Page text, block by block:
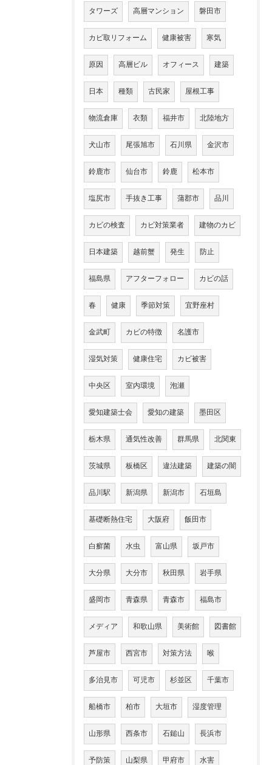
タワーズ 高層マンション 磐田市
カビ取リフォーム 健康被害 寒気
原因 高層ビル オフィース 建築
日本 種類 古民家 屋根工事
物流倉庫 衣類 福井市 北陸地方
犬山市 尾張旭市 石川県 金沢市
鈴鹿市 仙台市 鈴鹿 松本市
塩尻市 手抜き工事 蒲郡市 品川
カビの検査 カビ対策業者 建物のカビ
日本建築 越前蟹 発生 防止
福島県 アフターフォロー カビの話
春 健康 季節対策 宜野座村
金武町 カビの特徴 名護市
湿気対策 健康住宅 カビ被害
中央区 室内環境 泡瀬
愛知建築士会 愛知の建築 墨田区
栃木県 通気性改善 群馬県 北関東
茨城県 板橋区 違法建築 建築の闇
品川駅 新潟県 新潟市 石垣島
基礎断熱住宅 大阪府 飯田市
白癬菌 水虫 富山県 坂戸市
大分県 大分市 秋田県 岩手県
盛岡市 青森県 青森市 福島市
メディア 和歌山県 美術館 図書館
芦屋市 西宮市 対策方法 喉
多治見市 可児市 杉並区 千葉市
船橋市 柏市 大垣市 湿度管理
山形県 西条市 石鎚山 長浜市
予防策 山梨県 甲府市 水害